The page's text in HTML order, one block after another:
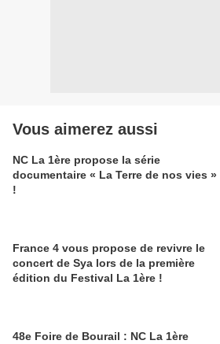
Vous aimerez aussi
NC La 1ère propose la série
documentaire « La Terre de nos vies »
!
France 4 vous propose de revivre le
concert de Sya lors de la première
édition du Festival La 1ère !
48e Foire de Bourail : NC La 1ère